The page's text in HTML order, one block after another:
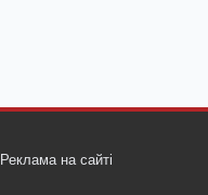
Реклама на сайті